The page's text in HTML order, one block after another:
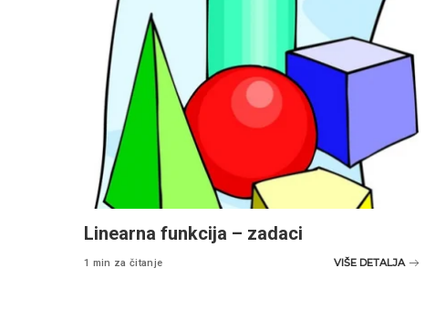
Linearna funkcija – zadaci
1 min za čitanje VIŠE DETALJA